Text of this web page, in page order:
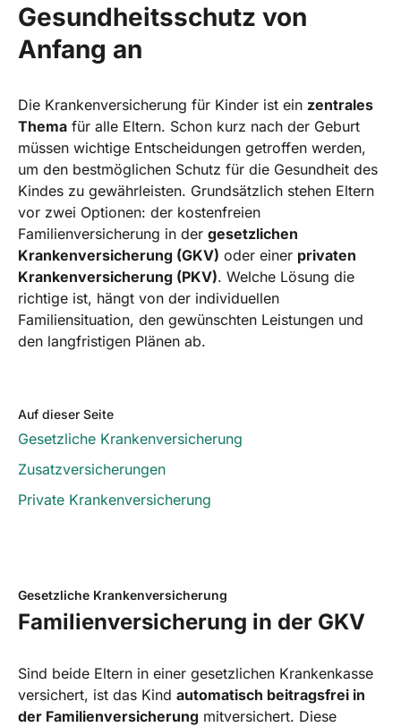
Gesundheitsschutz von
Anfang an
Die Krankenversicherung für Kinder ist ein zentrales
Thema für alle Eltern. Schon kurz nach der Geburt
müssen wichtige Entscheidungen getroffen werden,
um den bestmöglichen Schutz für die Gesundheit des
Kindes zu gewährleisten. Grundsätzlich stehen Eltern
vor zwei Optionen: der kostenfreien
Familienversicherung in der gesetzlichen
Krankenversicherung (GKV) oder einer privaten
Krankenversicherung (PKV). Welche Lösung die
richtige ist, hängt von der individuellen
Familiensituation, den gewünschten Leistungen und
den langfristigen Plänen ab.
Auf dieser Seite
Gesetzliche Krankenversicherung
Zusatzversicherungen
Private Krankenversicherung
Gesetzliche Krankenversicherung
Familienversicherung in der GKV
Sind beide Eltern in einer gesetzlichen Krankenkasse
versichert, ist das Kind automatisch beitragsfrei in
der Familienversicherung mitversichert. Diese